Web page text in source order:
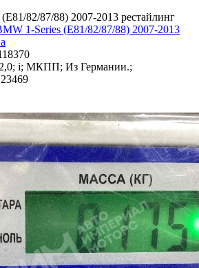
82/87/88) 2007-2013 рестайлинг
1-Series (E81/82/87/88) 2007-2013
i; МКПП; Из Германии.;